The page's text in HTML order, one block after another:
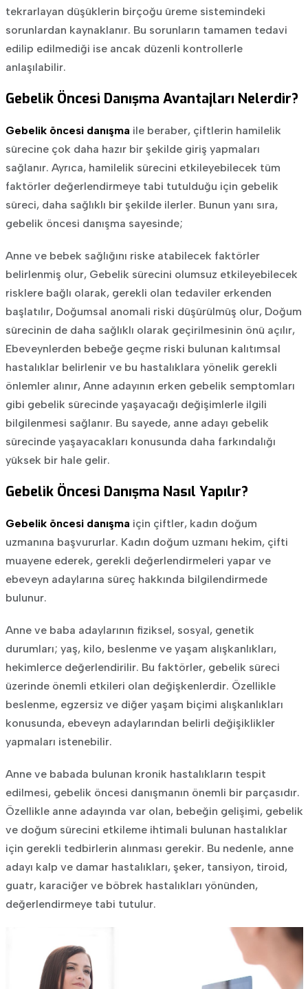
tekrarlayan düşüklerin birçoğu üreme sistemindeki
sorunlardan kaynaklanır. Bu sorunların tamamen tedavi
edilip edilmediği ise ancak düzenli kontrollerle
anlaşılabilir.
Gebelik Öncesi Danışma Avantajları Nelerdir?
Gebelik öncesi danışma ile beraber, çiftlerin hamilelik
sürecine çok daha hazır bir şekilde giriş yapmaları
sağlanır. Ayrıca, hamilelik sürecini etkileyebilecek tüm
faktörler değerlendirmeye tabi tutulduğu için gebelik
süreci, daha sağlıklı bir şekilde ilerler. Bunun yanı sıra,
gebelik öncesi danışma sayesinde;
Anne ve bebek sağlığını riske atabilecek faktörler
belirlenmiş olur,Gebelik sürecini olumsuz etkileyebilecek
risklere bağlı olarak, gerekli olan tedaviler erkenden
başlatılır,Doğumsal anomali riski düşürülmüş olur,Doğum
sürecinin de daha sağlıklı olarak geçirilmesinin önü açılır,
Ebeveynlerden bebeğe geçme riski bulunan kalıtımsal
hastalıklar belirlenir ve bu hastalıklara yönelik gerekli
önlemler alınır,Anne adayının erken gebelik semptomları
gibi gebelik sürecinde yaşayacağı değişimlerle ilgili
bilgilenmesi sağlanır. Bu sayede, anne adayı gebelik
sürecinde yaşayacakları konusunda daha farkındalığı
yüksek bir hale gelir.
Gebelik Öncesi Danışma Nasıl Yapılır?
Gebelik öncesi danışma için çiftler, kadın doğum
uzmanına başvururlar. Kadın doğum uzmanı hekim, çifti
muayene ederek, gerekli değerlendirmeleri yapar ve
ebeveyn adaylarına süreç hakkında bilgilendirmede
bulunur.
Anne ve baba adaylarının fiziksel, sosyal, genetik
durumları; yaş, kilo, beslenme ve yaşam alışkanlıkları,
hekimlerce değerlendirilir. Bu faktörler, gebelik süreci
üzerinde önemli etkileri olan değişkenlerdir. Özellikle
beslenme, egzersiz ve diğer yaşam biçimi alışkanlıkları
konusunda, ebeveyn adaylarından belirli değişiklikler
yapmaları istenebilir.
Anne ve babada bulunan kronik hastalıkların tespit
edilmesi, gebelik öncesi danışmanın önemli bir parçasıdır.
Özellikle anne adayında var olan, bebeğin gelişimi, gebelik
ve doğum sürecini etkileme ihtimali bulunan hastalıklar
için gerekli tedbirlerin alınması gerekir. Bu nedenle, anne
adayı kalp ve damar hastalıkları, şeker, tansiyon, tiroid,
guatr, karaciğer ve böbrek hastalıkları yönünden,
değerlendirmeye tabi tutulur.